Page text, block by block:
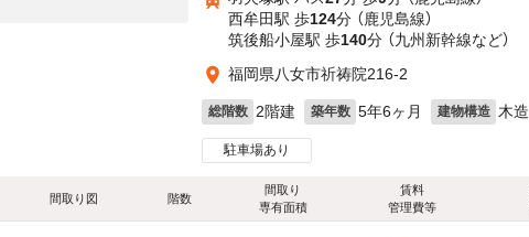
西牟田駅 歩124分 （鹿児島線）
筑後船小屋駅 歩140分 （九州新幹線など）
福岡県八女市祈祷院216-2
総階数 2階建 築年数 5年6ヶ月 建物構造 木造
駐車場あり
間取り図 階数
間取り
専有面積
賃料
管理費等